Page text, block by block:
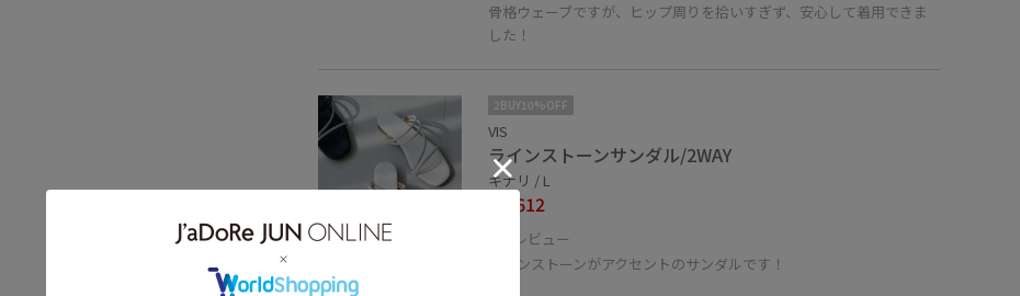
骨格ウェーブですが、ヒップ周りを拾いすぎず、安心して着用できま
した！
2BUY10%OFF
VIS
ラインストーンサンダル/2WAY
キナリ / L
¥4,612
レビュー
ラインストーンがアクセントのサンダルです！